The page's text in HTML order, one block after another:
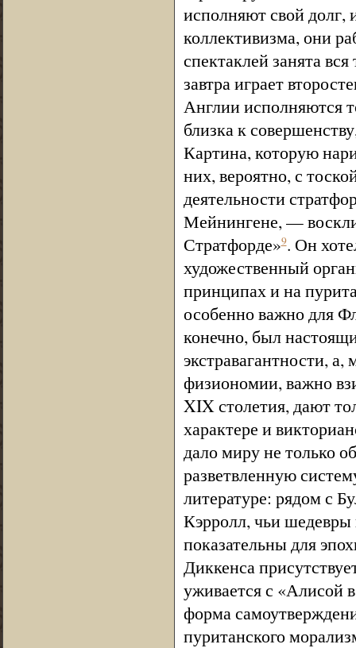
исполняют свой долг,
коллективизма, они
спектаклей занята
завтра играет
Англии исполняются
близка к
Картина, которую
них, вероятно, с
деятельности
Мейнингене, —
Стратфорде»9. Он
художественный
принципах и на
особенно важно для
конечно, был
экстравагантности,
физиономии, важно
XIX столетия, дают
характере и
дало миру не только
разветвленную
литературе: рядом с
Кэрролл, чьи шедевры
показательны для
Диккенса
уживается с «Алисой
форма
пуританского